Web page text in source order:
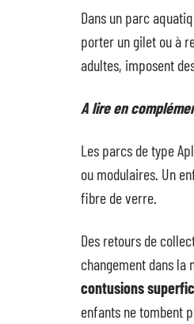
Dans un parc
porter un gilet ou à
adultes, imposent
A lire en
Les parcs de type
ou modulaires. Un
fibre de verre.
Des retours de
changement dans la
contusions
enfants ne tombent